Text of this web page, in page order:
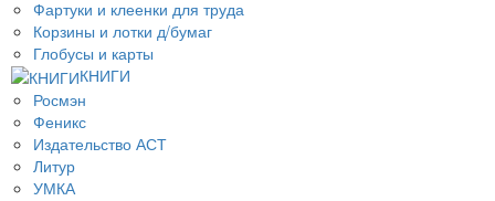
Фартуки и клеенки для труда
Корзины и лотки д/бумаг
Глобусы и карты
КНИГИ
Росмэн
Феникс
Издательство АСТ
Литур
УМКА